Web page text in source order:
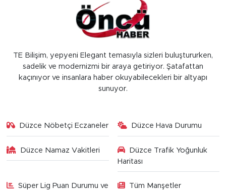
TE Bilişim, yepyeni Elegant temasıyla sizleri buluştururken,
sadelik ve modernizmi bir araya getiriyor. Şatafattan
kaçınıyor ve insanlara haber okuyabilecekleri bir altyapı
sunuyor.
Düzce Nöbetçi Eczaneler Düzce Hava Durumu
Düzce Namaz Vakitleri
Düzce Trafik Yoğunluk
Haritası
Süper Lig Puan Durumu ve Tüm Manşetler